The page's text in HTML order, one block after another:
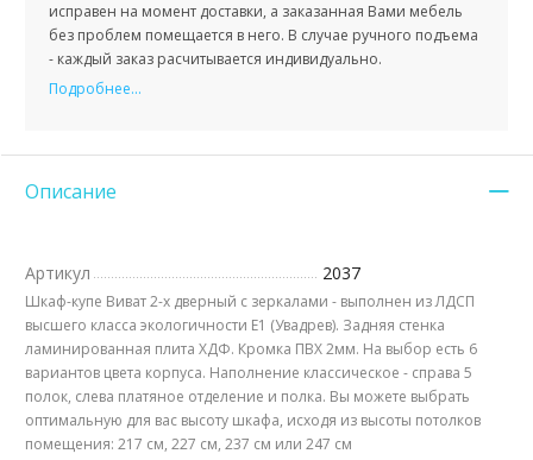
исправен на момент доставки, а заказанная Вами мебель
без проблем помещается в него. В случае ручного подъема
- каждый заказ расчитывается индивидуально.
Подробнее...
Описание
Артикул 2037
Шкаф-купе Виват 2-х дверный с зеркалами - выполнен из ЛДСП
высшего класса экологичности Е1 (Увадрев). Задняя стенка
ламинированная плита ХДФ. Кромка ПВХ 2мм. На выбор есть 6
вариантов цвета корпуса. Наполнение классическое - справа 5
полок, слева платяное отделение и полка. Вы можете выбрать
оптимальную для вас высоту шкафа, исходя из высоты потолков
помещения: 217 см, 227 см, 237 см или 247 см